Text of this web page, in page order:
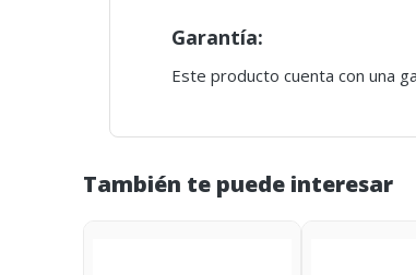
Garantía:
Este producto cuenta con una
También te puede interesar